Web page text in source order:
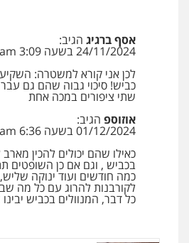
אסף ברגיג הגיב:
24/11/2024 בשעה 3:09 am
לכן אני קורא למשטרה:
כביש! סיכוי גבוה שהם גם
שתי ציפורים במכה אחת
אוזוספ הגיב:
01/12/2024 בשעה 6:36 am
כאילו שהם יכולים להכין
בכביש , וגם אם כן השופטים
כמה חודשים ועוד ינוקה
לקורבנות להרוג עם כל מה
כל דבר, המנוולים בכביש
0545437431
עו"ד עלי סעדי
פלילי פשיעה חמורה
ומעצרים
0508824984
עו"ד תומר בנישתי
פלילי מעצרים
חמורה